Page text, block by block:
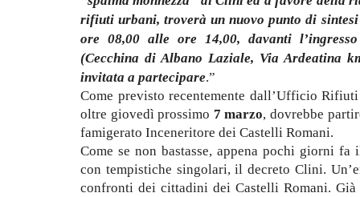
rifiuti urbani, troverà un nuovo punto di
ore 08,00 alle ore 14,00, davanti
(Cecchina di Albano Laziale, Via Ardeatina
invitata a partecipare.”
Come previsto recentemente dall’Ufficio
oltre giovedì prossimo 7 marzo, dovrebbe
famigerato Inceneritore dei Castelli Romani.
Come se non bastasse, appena pochi giorni
con tempistiche singolari, il decreto Clini.
confronti dei cittadini dei Castelli Romani.